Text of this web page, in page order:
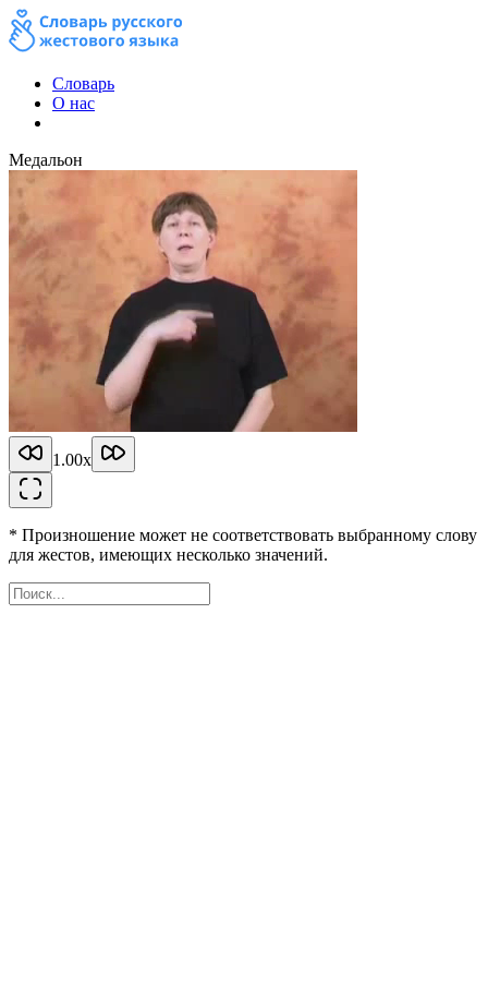
Словарь
О нас
Медальон
1.00x
* Произношение может не соответствовать выбранному слову
для жестов, имеющих несколько значений.